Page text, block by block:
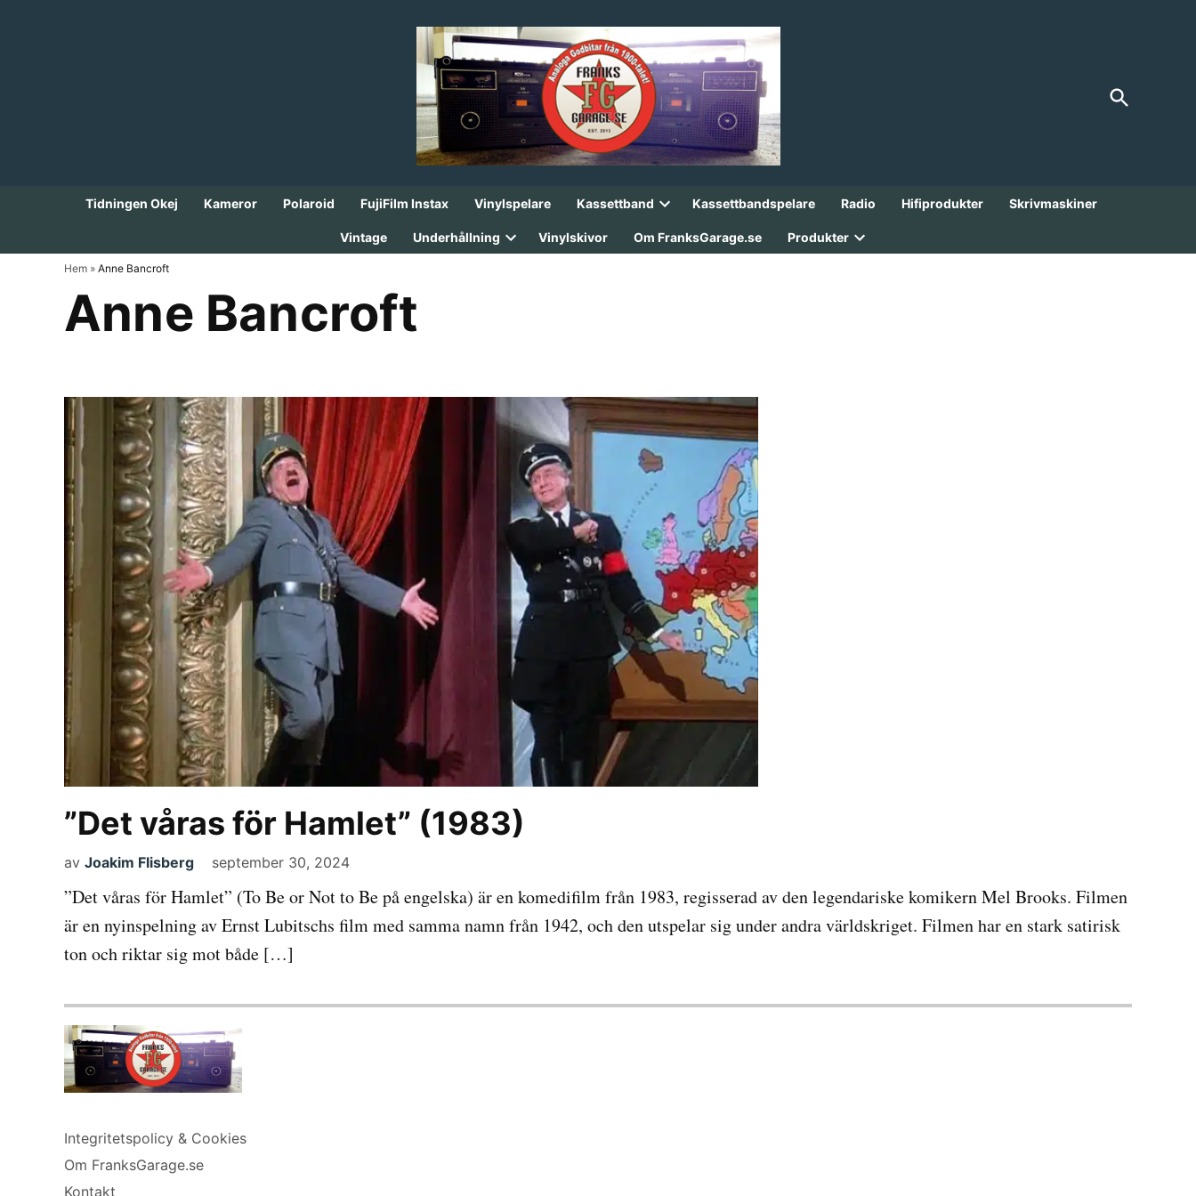
Open
Search
Tidningen Okej Kameror Polaroid FujiFilm Instax Vinylspelare Kassettband
dropdown
menu
Kassettbandspelare Radio Hifiprodukter Skrivmaskiner
Vintage Underhållning
Open
Vinylskivor Om FranksGarage.se Produkter
Open
Hem » Anne Bancroft
Anne Bancroft
”Det våras för Hamlet” (1983)
av Joakim Flisberg september 30, 2024
”Det våras för Hamlet” (To Be or Not to Be på engelska) är en komedifilm från 1983, regisserad av den legendariske komikern Mel Brooks. Filmen
är en nyinspelning av Ernst Lubitschs film med samma namn från 1942, och den utspelar sig under andra världskriget. Filmen har en stark satirisk
ton och riktar sig mot både […]
Integritetspolicy & Cookies
Om FranksGarage.se
Kontakt